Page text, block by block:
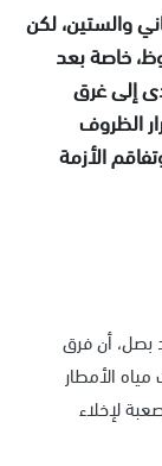
والستين، لكن
خاصة بعد
إلى غرق
الظروف
الأزمة
بصل، أن فرق
الأمطار
لإخلاء